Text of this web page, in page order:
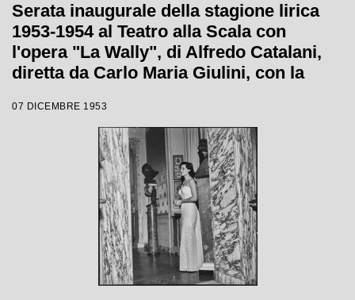
Serata inaugurale della stagione lirica
1953-1954 al Teatro alla Scala con
l'opera "La Wally", di Alfredo Catalani,
diretta da Carlo Maria Giulini, con la
07 DICEMBRE 1953